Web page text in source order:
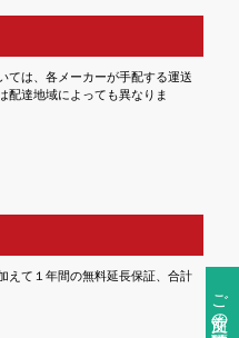
ご注文前の確認事項
ては、各メーカーが手配する運送
配達地域によっても異なりま
えて１年間の無料延長保証、合計